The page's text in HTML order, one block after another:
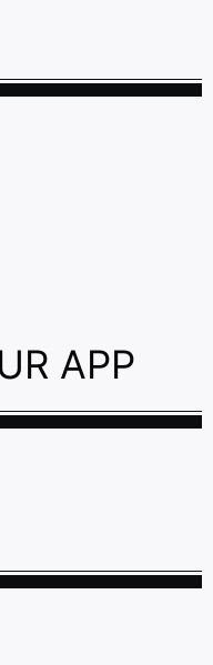
APP